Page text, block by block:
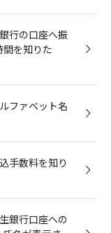
行の口座へ振
間を知りた
ファベット名
手数料を知り
銀行口座への